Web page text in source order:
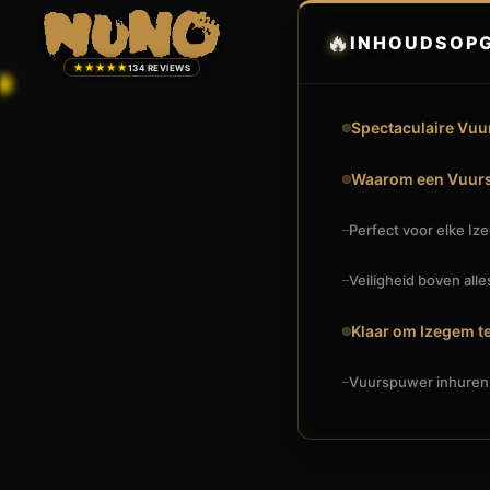
★★★★★134 REVIEWS
🔥
Spectaculaire
Waarom een
Perfect voor elke
Veiligheid boven
Klaar om Izegem
Vuurspuwer inhuren